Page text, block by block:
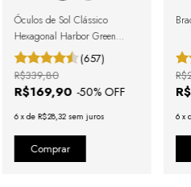
Óculos de Sol Clássico
Hexagonal Harbor Green
Gold
(657)
R$169,90-50% OFF
R$339,80
6 xdeR$28,32 sem juros 6 x